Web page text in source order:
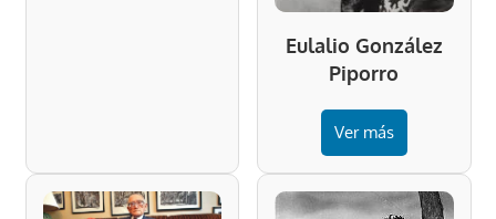
Eulalio González
Piporro
Ver más